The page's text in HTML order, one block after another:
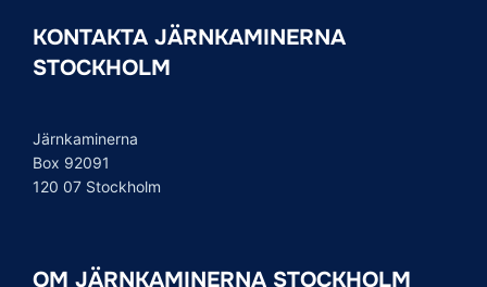
KONTAKTA JÄRNKAMINERNA
STOCKHOLM
Järnkaminerna
Box 92091
120 07 Stockholm
OM JÄRNKAMINERNA STOCKHOLM